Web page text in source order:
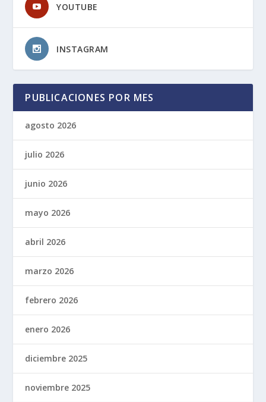
YOUTUBE
INSTAGRAM
PUBLICACIONES POR MES
agosto 2026
julio 2026
junio 2026
mayo 2026
abril 2026
marzo 2026
febrero 2026
enero 2026
diciembre 2025
noviembre 2025